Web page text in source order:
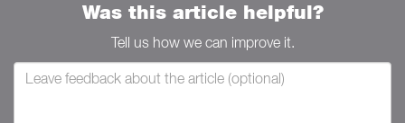
Was this article helpful?
Tell us how we can improve it.